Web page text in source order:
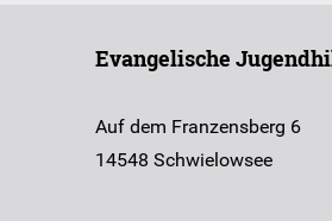
Evangelische
Auf dem Franzensberg 6
14548 Schwielowsee